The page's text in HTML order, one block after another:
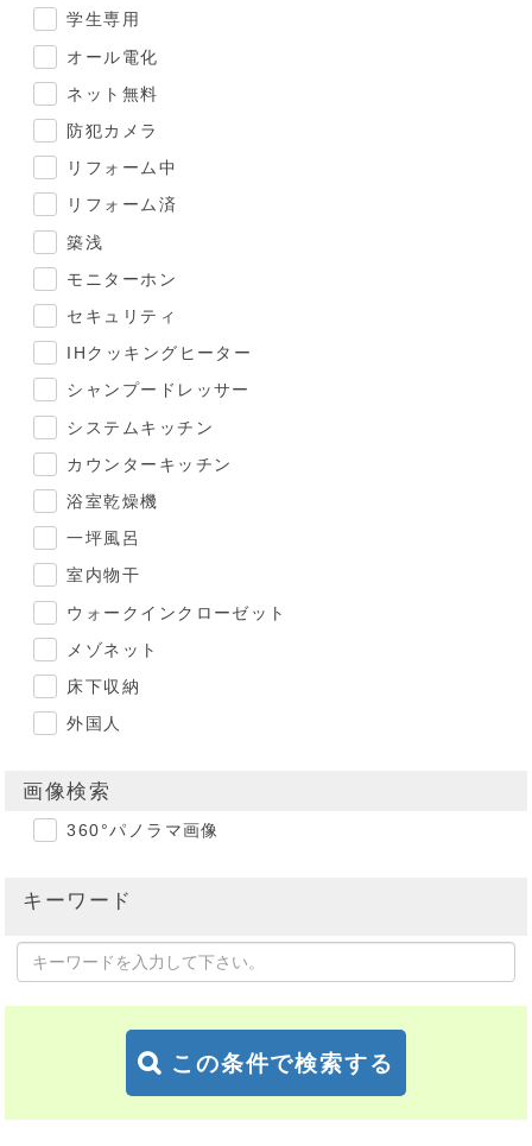
学生専用
オール電化
ネット無料
防犯カメラ
リフォーム中
リフォーム済
築浅
モニターホン
セキュリティ
IHクッキングヒーター
シャンプードレッサー
システムキッチン
カウンターキッチン
浴室乾燥機
一坪風呂
室内物干
ウォークインクローゼット
メゾネット
床下収納
外国人
画像検索
360°パノラマ画像
キーワード
この条件で検索する